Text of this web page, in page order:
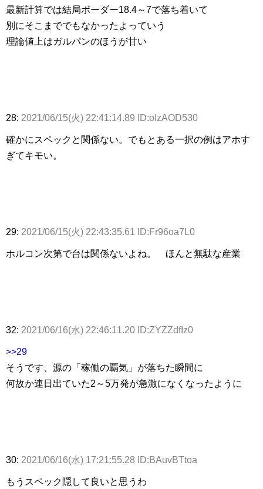
最新計算では結局ボーダー18.4～7で落ち着いて
別にそこまででもなかったよっていう
理論値上はガルパンのほうが甘い
28: 2021/06/15(火) 22:41:14.89 ID:oIzAOD530
確かにスペックと関係ない。でもとある一択の例はアホす
ぎてキモい。
29: 2021/06/15(火) 22:43:35.61 ID:Fr96oa7L0
ホルコン次第で台は関係ないよね。 ほんと無駄な産業
32: 2021/06/16(水) 22:46:11.20 ID:ZYZZdfIz0
>>29
そうです、源の「稼働の覇気」が落ちた瞬間に
何故か連日出ていた2～5万発が急激になくなったように
30: 2021/06/16(水) 17:21:55.28 ID:BAuvBTtoa
もうスペック隠して良いと思うわ